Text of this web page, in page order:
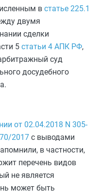
в статье 225.1
двумя
сделки
5 статьи 4 АПК РФ,
суд
досудебного
от 02.04.2018 N 305-
2017 с выводами
в частности,
перечень видов
не является
может быть